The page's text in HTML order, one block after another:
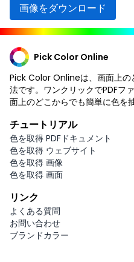
画像をダウンロード
Pick Color Online
Pick Color Onlineは、画面上の
法です。ワンクリックでPDFフ
面上のどこからでも簡単に色を
チュートリアル
色を取得 PDFドキュメント
色を取得 ウェブサイト
色を取得 画像
色を取得 画面
リンク
よくある質問
お問い合わせ
ブランドカラー